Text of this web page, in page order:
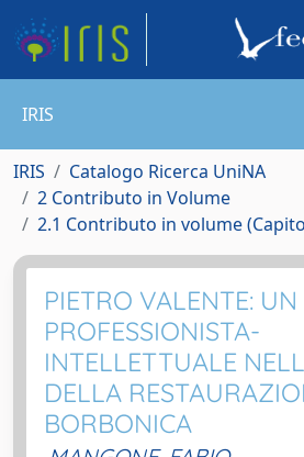
IRIS
IRIS
Catalogo Ricerca UniNA
2 Contributo in Volume
2.1 Contributo in volume
PIETRO VALENTE: UN
PROFESSIONISTA-
INTELLETTUALE
DELLA
BORBONICA